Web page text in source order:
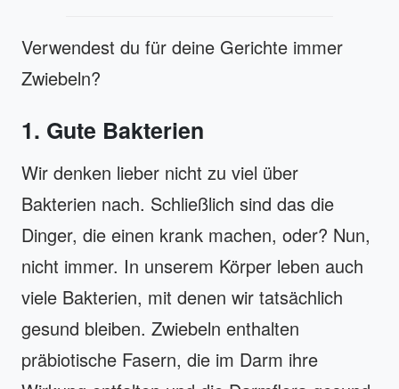
Verwendest du für deine Gerichte immer
Zwiebeln?
1. Gute Bakterien
Wir denken lieber nicht zu viel über
Bakterien nach. Schließlich sind das die
Dinger, die einen krank machen, oder? Nun,
nicht immer. In unserem Körper leben auch
viele Bakterien, mit denen wir tatsächlich
gesund bleiben. Zwiebeln enthalten
präbiotische Fasern, die im Darm ihre